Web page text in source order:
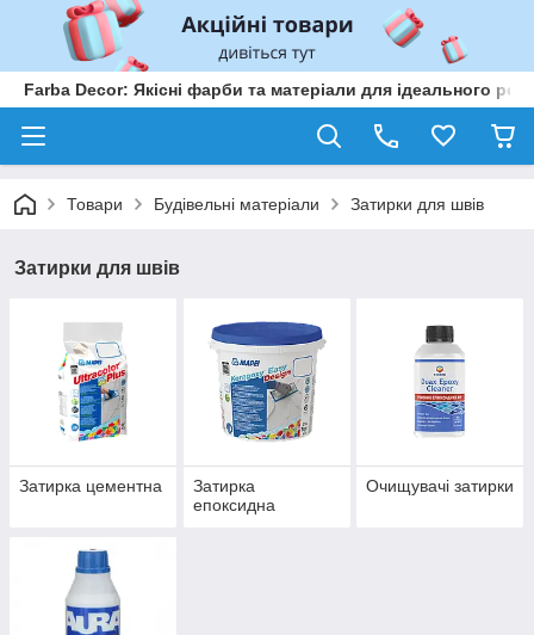
Farba Decor: Якісні фарби та матеріали для ідеального
Товари Будівельні матеріали Затирки для швів
Затирки для швів
Затирка цементна
Затирка
епоксидна
Очищувачі затирки